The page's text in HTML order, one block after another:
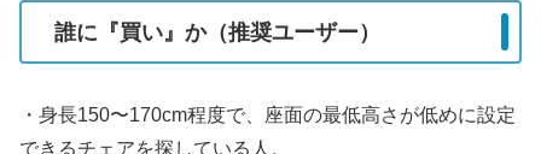
誰に『買い』か（推奨ユーザー）
・身長150〜170cm程度で、座面の最低高さが低めに設定
できるチェアを探している人。